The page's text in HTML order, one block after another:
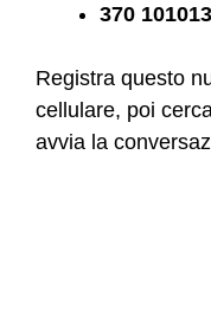
370
Registra questo
cellulare, poi
avvia la